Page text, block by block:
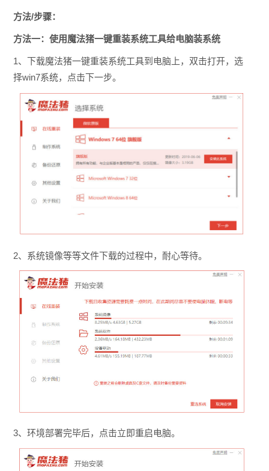
方法/步骤：
方法一：使用魔法猪一键重装系统工具给电脑装系统
1、下载魔法猪一键重装系统工具到电脑上，双击打开，选
择win7系统，点击下一步。
2、系统镜像等等文件下载的过程中，耐心等待。
3、环境部署完毕后，点击立即重启电脑。